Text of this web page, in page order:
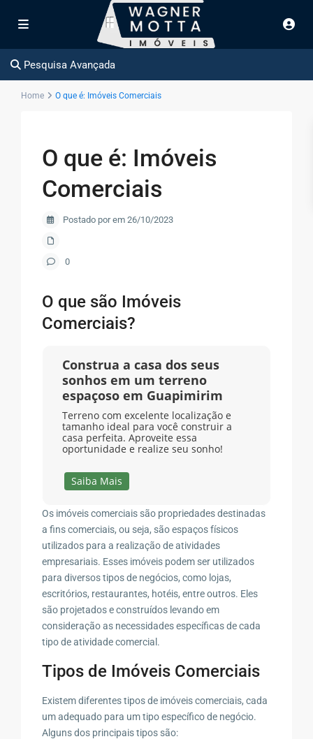
Pesquisa Avançada
Home O que é: Imóveis Comerciais
O que é: Imóveis
Comerciais
Postado por em 26/10/2023
0
O que são Imóveis
Comerciais?
Construa a casa dos seus
sonhos em um terreno
espaçoso em Guapimirim
Terreno com excelente localização e
tamanho ideal para você construir a
casa perfeita. Aproveite essa
oportunidade e realize seu sonho!
Saiba Mais
Os imóveis comerciais são propriedades destinadas
a fins comerciais, ou seja, são espaços físicos
utilizados para a realização de atividades
empresariais. Esses imóveis podem ser utilizados
para diversos tipos de negócios, como lojas,
escritórios, restaurantes, hotéis, entre outros. Eles
são projetados e construídos levando em
consideração as necessidades específicas de cada
tipo de atividade comercial.
Tipos de Imóveis Comerciais
Existem diferentes tipos de imóveis comerciais, cada
um adequado para um tipo específico de negócio.
Alguns dos principais tipos são: